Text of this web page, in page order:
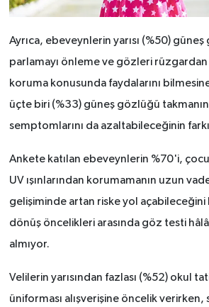
Ayrıca, ebeveynlerin yarısı (%50)
parlamayı önleme ve gözleri
koruma konusunda faydalarını
üçte biri (%33) güneş gözlüğü
semptomlarını da azaltabileceğinin
Ankete katılan ebeveynlerin %70'i,
UV ışınlarından korumamanın uzun
gelişiminde artan riske yol
dönüş öncelikleri arasında göz testi hâlâ
almıyor.
Velilerin yarısından fazlası (%52) okul
üniforması alışverişine öncelik